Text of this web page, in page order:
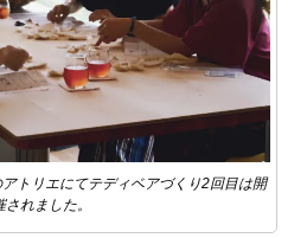
トリエにてテディベアづくり2回目は開
されました。